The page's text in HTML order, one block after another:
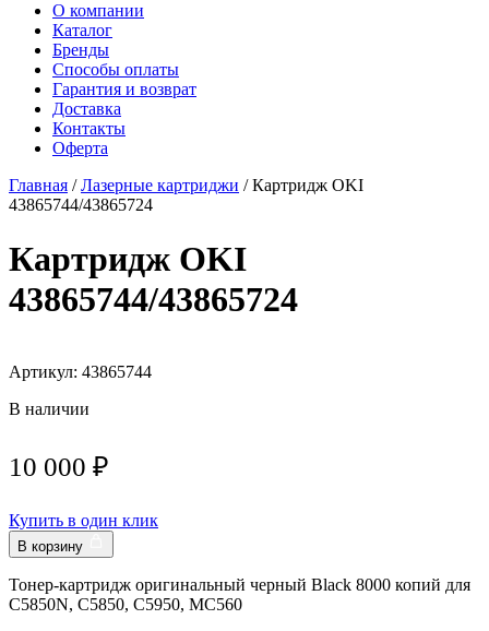
О компании
Каталог
Бренды
Способы оплаты
Гарантия и возврат
Доставка
Контакты
Оферта
Главная /Лазерные картриджи / Картридж OKI
43865744/43865724
Картридж OKI
43865744/43865724
Артикул: 43865744
В наличии
10 000 ₽
Купить в один клик
В корзину
Тонер-картридж оригинальный черный Black 8000 копий для
C5850N, C5850, C5950, MC560